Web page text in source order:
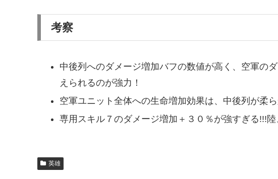
考察
中後列へのダメージ増加バフの数値が高く、空軍の
えられるのが強力！
空軍ユニット全体への生命増加効果は、中後列が柔
専用スキル７のダメージ増加＋３０％が強すぎる!!!陸
英雄